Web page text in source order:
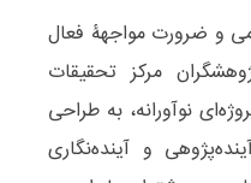
و ضرورت مواجهۀ فعال
مرکز تحقیقات
نوآورانه، به طراحی
و آینده‌نگاری